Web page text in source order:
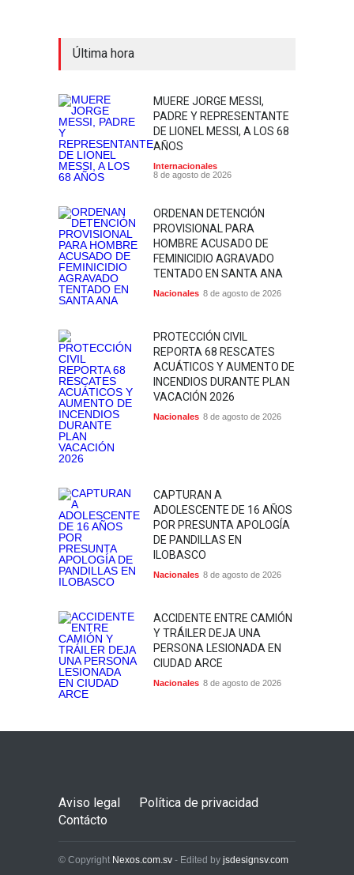
Última hora
MUERE JORGE MESSI,
PADRE Y REPRESENTANTE
DE LIONEL MESSI, A LOS 68
AÑOS
Internacionales
8 de agosto de 2026
ORDENAN DETENCIÓN
PROVISIONAL PARA
HOMBRE ACUSADO DE
FEMINICIDIO AGRAVADO
TENTADO EN SANTA ANA
Nacionales 8 de agosto de 2026
PROTECCIÓN CIVIL
REPORTA 68 RESCATES
ACUÁTICOS Y AUMENTO DE
INCENDIOS DURANTE PLAN
VACACIÓN 2026
Nacionales 8 de agosto de 2026
CAPTURAN A
ADOLESCENTE DE 16 AÑOS
POR PRESUNTA APOLOGÍA
DE PANDILLAS EN
ILOBASCO
Nacionales 8 de agosto de 2026
ACCIDENTE ENTRE CAMIÓN
Y TRÁILER DEJA UNA
PERSONA LESIONADA EN
CIUDAD ARCE
Nacionales 8 de agosto de 2026
Aviso legal
Política de privacidad
Contácto
© Copyright Nexos.com.sv - Edited by jsdesignsv.com